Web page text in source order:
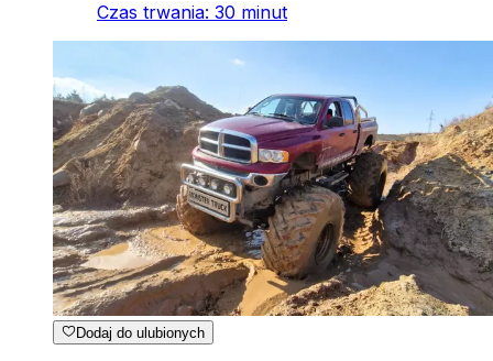
Czas trwania: 30 minut
Dodaj do ulubionych